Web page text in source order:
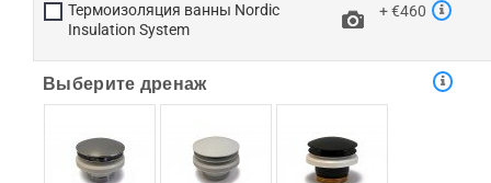
Термоизоляция ванны Nordic
Insulation System
+ €460
Выберите дренаж